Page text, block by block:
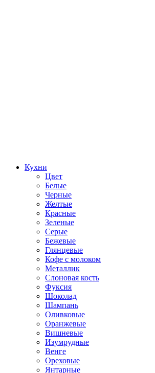
Кухни
Цвет
Белые
Черные
Желтые
Красные
Зеленые
Серые
Бежевые
Глянцевые
Кофе с молоком
Металлик
Слоновая кость
Фуксия
Шоколад
Шампань
Оливковые
Оранжевые
Вишневые
Изумрудные
Венге
Ореховые
Янтарные